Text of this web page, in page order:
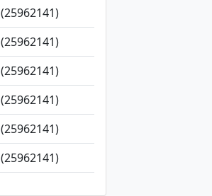
(25962141)
(25962141)
(25962141)
(25962141)
(25962141)
(25962141)